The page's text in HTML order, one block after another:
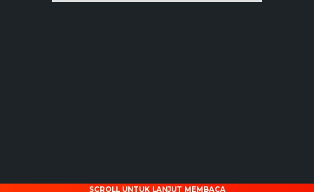
SCROLL UNTUK LANJUT MEMBACA